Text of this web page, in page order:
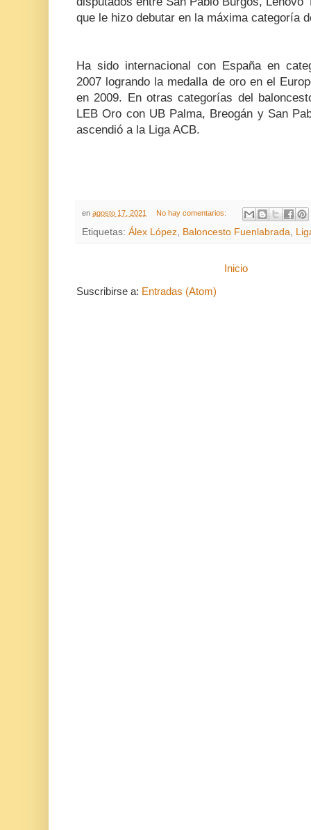
que le hizo debutar en la máxima categoría
Ha sido internacional con España en
2007 logrando la medalla de oro en el
en 2009. En otras categorías del
LEB Oro con UB Palma, Breogán y San
ascendió a la Liga ACB.
en agosto 17, 2021 No hay comentarios:
Etiquetas: Álex López Baloncesto Fuenlabrada
Inicio
Suscribirse a: Entradas (Atom)